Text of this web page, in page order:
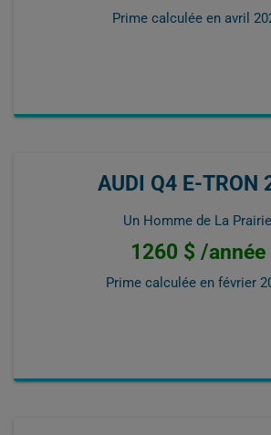
Prime calculée en avril
AUDI Q4 E-TRON
Un Homme de La Prairie
1260 $ /année
Prime calculée en février